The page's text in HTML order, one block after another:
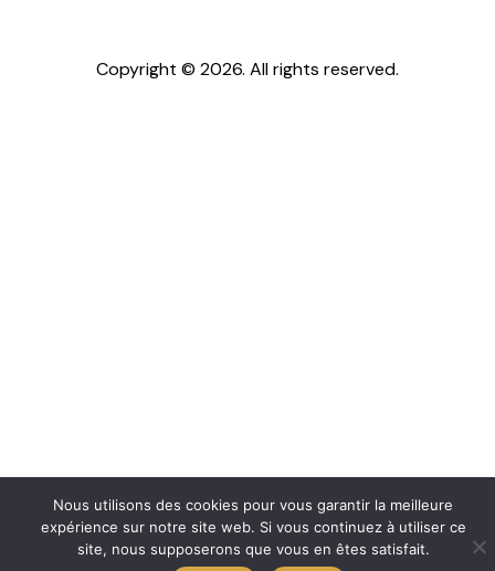
Copyright © 2026. All rights reserved.
Nous utilisons des cookies pour vous garantir la meilleure
expérience sur notre site web. Si vous continuez à utiliser ce
site, nous supposerons que vous en êtes satisfait.